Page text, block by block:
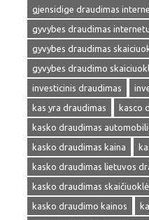
gjensidige draudimas
gyvybes draudimas internetu
gyvybes draudimas
gyvybes draudimo
investicinis draudimas
kas yra draudimas
kasco
kasko draudimas
kasko draudimas kaina
kasko draudimas lietuvos
kasko draudimas skaičiuoklė
kasko draudimo kainos